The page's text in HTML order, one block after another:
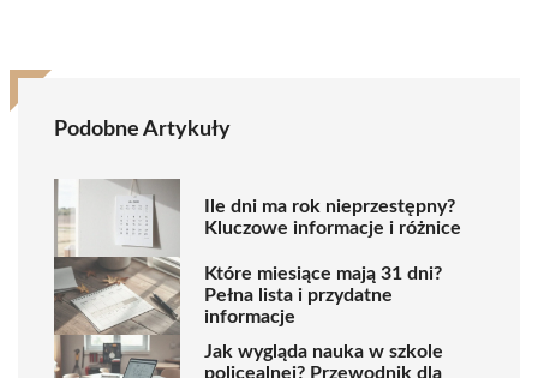
Podobne Artykuły
Ile dni ma rok nieprzestępny?
Kluczowe informacje i różnice
Które miesiące mają 31 dni?
Pełna lista i przydatne
informacje
Jak wygląda nauka w szkole
policealnej? Przewodnik dla